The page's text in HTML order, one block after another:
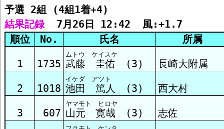
予選 2組 (4組1着+4)
結果記録
  7月26日 12:42  風:+1.7
順位
No. 氏名 所属
1 1735
ムトウ ケイスケ
武藤 圭佑 (3) 長崎大附属
2 1018
イケダ アツト
池田 篤人 (3) 西大村
3 607
ヤマモト ヒロヤ
山元 寛哉 (3) 志佐